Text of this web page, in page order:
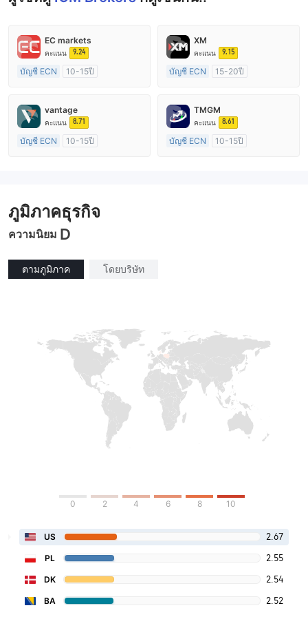
EC markets
คะแนน 9.24
บัญชี ECN
10-15ปี
ใบอนุญาต MT4 แบบเต็ม
XM
คะแนน 9.15
บัญชี ECN
15-20ปี
ใบอนุญาต MT4 แบบเต็ม
vantage
คะแนน 8.71
บัญชี ECN
10-15ปี
TMGM
คะแนน 8.61
บัญชี ECN
10-15ปี
ภูมิภาคธุรกิจ
ความนิยม D
ตามภูมิภาค โดยบริษัท
0 2 4 6 8 10
US 2.67
PL 2.55
DK 2.54
BA 2.52